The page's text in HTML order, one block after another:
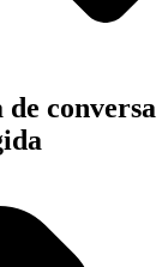
conversa